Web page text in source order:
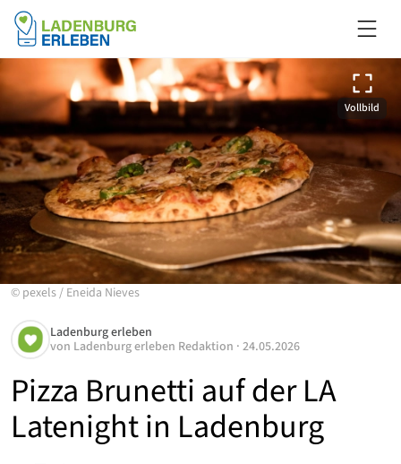
Vollbild
© pexels/ Eneida Nieves
Pizza Brunetti auf der LA
Latenight in Ladenburg
Ladenburg erleben
von Ladenburg erleben Redaktion · 24.05.2026